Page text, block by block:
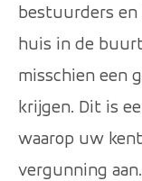
bestuurders
huis in de
misschien een
krijgen. Dit is
waarop uw
vergunning aan.